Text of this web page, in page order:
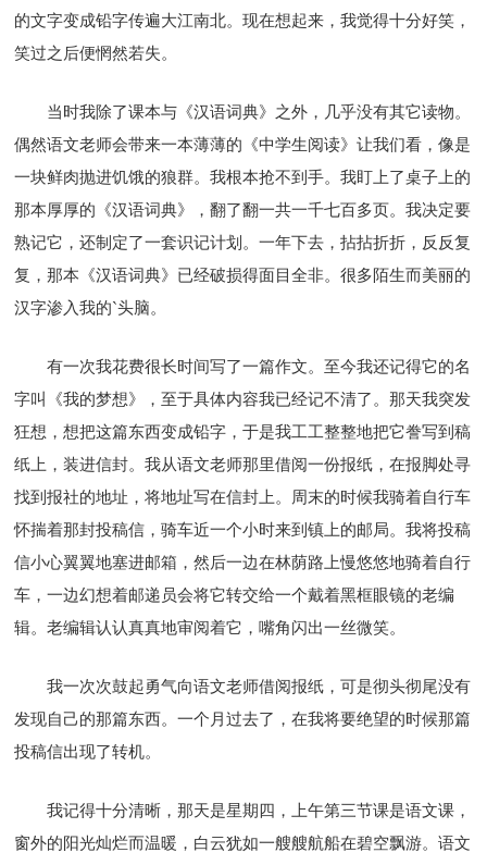
的文字变成铅字传遍大江南北。现在想起来，我觉得十分好笑，
笑过之后便惘然若失。
当时我除了课本与《汉语词典》之外，几乎没有其它读物。
偶然语文老师会带来一本薄薄的《中学生阅读》让我们看，像是
一块鲜肉抛进饥饿的狼群。我根本抢不到手。我盯上了桌子上的
那本厚厚的《汉语词典》，翻了翻一共一千七百多页。我决定要
熟记它，还制定了一套识记计划。一年下去，拈拈折折，反反复
复，那本《汉语词典》已经破损得面目全非。很多陌生而美丽的
汉字渗入我的`头脑。
有一次我花费很长时间写了一篇作文。至今我还记得它的名
字叫《我的梦想》，至于具体内容我已经记不清了。那天我突发
狂想，想把这篇东西变成铅字，于是我工工整整地把它誊写到稿
纸上，装进信封。我从语文老师那里借阅一份报纸，在报脚处寻
找到报社的地址，将地址写在信封上。周末的时候我骑着自行车
怀揣着那封投稿信，骑车近一个小时来到镇上的邮局。我将投稿
信小心翼翼地塞进邮箱，然后一边在林荫路上慢悠悠地骑着自行
车，一边幻想着邮递员会将它转交给一个戴着黑框眼镜的老编
辑。老编辑认认真真地审阅着它，嘴角闪出一丝微笑。
我一次次鼓起勇气向语文老师借阅报纸，可是彻头彻尾没有
发现自己的那篇东西。一个月过去了，在我将要绝望的时候那篇
投稿信出现了转机。
我记得十分清晰，那天是星期四，上午第三节课是语文课，
窗外的阳光灿烂而温暖，白云犹如一艘艘航船在碧空飘游。语文